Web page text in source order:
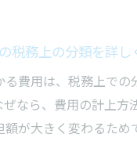
税務上の分類を詳し
る費用は、税務上での
なら、費用の計上方
が大きく変わるため